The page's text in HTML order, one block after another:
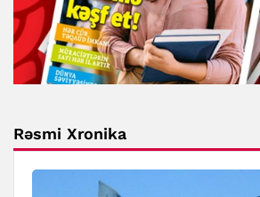
Rəsmi Xronika